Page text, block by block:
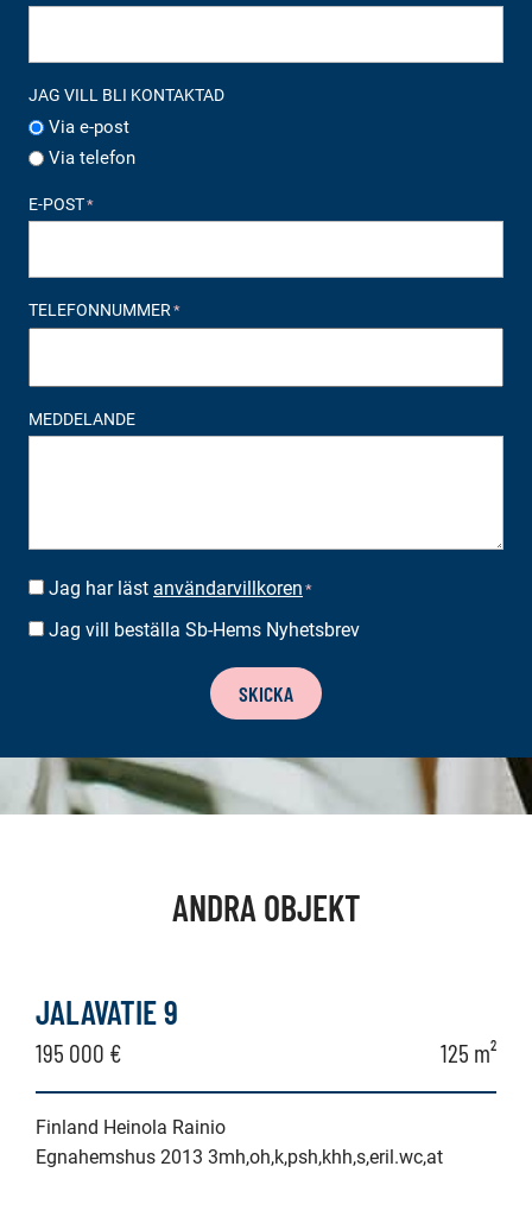
JAG VILL BLI KONTAKTAD
Via e-post
Via telefon
E-POST*
TELEFONNUMMER*
MEDDELANDE
SUOSTUMUS *
Jag har läst användarvillkoren *
BESTÄLLA
Jag vill beställa Sb-Hems Nyhetsbrev
SKICKA
ANDRA OBJEKT
JALAVATIE 9
195 000 € 125 m²
Finland Heinola Rainio
Egnahemshus 2013 3mh,oh,k,psh,khh,s,eril.wc,at